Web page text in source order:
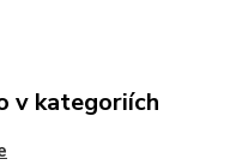
v kategoriích